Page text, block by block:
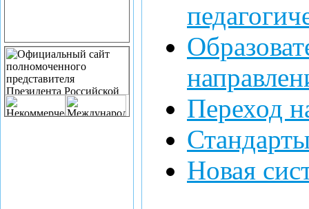
Переход
Новая